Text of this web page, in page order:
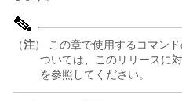
（注） この章で使用するコマン
ついては、このリリースに
を参照してください。